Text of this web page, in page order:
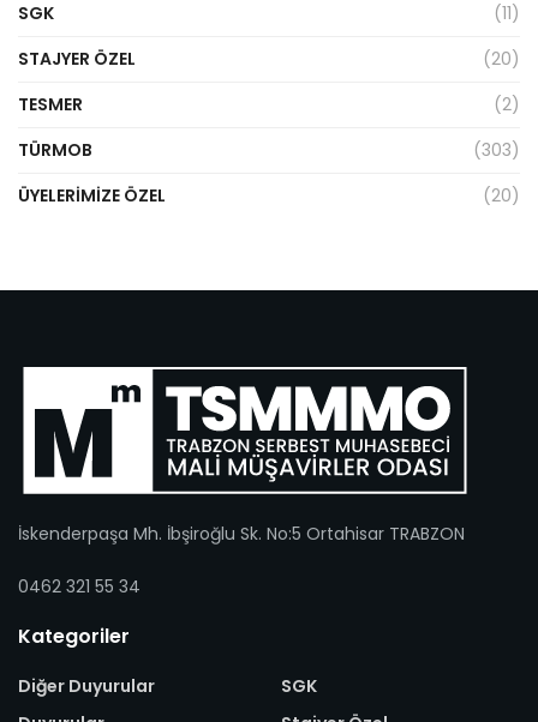
SGK
(11)
STAJYER ÖZEL
(20)
TESMER
(2)
TÜRMOB
(303)
ÜYELERIMIZE ÖZEL
(20)
İskenderpaşa Mh. İbşiroğlu Sk. No:5 Ortahisar TRABZON
0462 321 55 34
Kategoriler
Diğer Duyurular
SGK